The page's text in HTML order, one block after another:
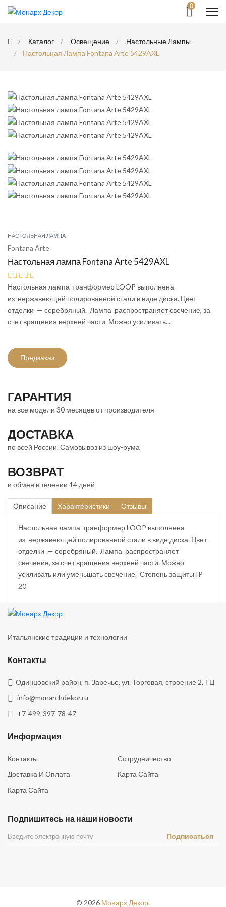
0
Каталог Освещение
Настольные Лампы
Настольная Лампа Fontana Arte 5429AXL
НАСТОЛЬНАЯ ЛАМПА
Fontana Arte
Настольная лампа Fontana Arte 5429AXL
Настольная лампа-транформер LOOP выполнена
из нержавеющей полированной стали в виде диска. Цвет
отделки — серебряный. Лампа распространяет свечение, за
счет вращения верхней части. Можно усиливать...
Предзаказ
ГАРАНТИЯ
на все модели 30 месяцев от производителя
ДОСТАВКА
по всей России. Самовывоз из шоу-рума
ВОЗВРАТ
и обмен в течении 14 дней
Описание Характеристики Отзывы
Настольная лампа-транформер LOOP выполнена
из нержавеющей полированной стали в виде диска. Цвет
отделки — серебряный. Лампа распространяет
свечение, за счет вращения верхней части. Можно
усиливать или уменьшать свечение. Степень защиты IP
20.
Итальянские традиции и технологии
Контакты
Одинцовский район, п. Заречье, ул. Торговая, строение 2, ТЦ
info@monarchdekor.ru
+7-499-397-78-47
Информация
Контакты
Сотрудничество
Доставка И Оплата
Карта Сайта
Карта Сайта
Подпишитесь на наши новости
Подписаться
© 2026 Монарх Декор.